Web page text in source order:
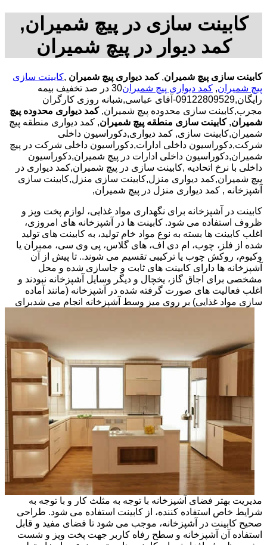
کابینت سازی در پیچ شمیران,
کمد دیوار در پیچ شمیران
کابینت سازی پیچ شمیران,کمد دیواری پیچ شمیران ,کابینت سازی
پیچ شمیران, کمد دیواری پیچ شمیران
30 در صد تخفیف بیمه
رایگان,09122809529-آقای عباسی,شبانه روزی کارگران
مجرب,کابینت سازی محدوده پیچ شمیران,کمد دیواری محدوده پیچ
شمیران, کابینت سازی منطقه پیچ شمیران, کمد دیواری منطقه پیچ
شمیران,کابینت سازی, کمد دیواری,دکوراسیون داخلی
شرکت,دکوراسیون داخلی ادارات,دکوراسیون داخلی شرکت در پیچ
شمیران,دکوراسیون داخلی ادارات در پیچ شمیران,دکوراسیون
داخلی با نرخ اتحادیه ,کابینت سازی در پیچ شمیران,کمد دیواری در
پیچ شمیران,کمد دیواری منزل,کابینت سازی منزل,کابینت سازی
آشپزخانه , کمد دیواری منزل در پیچ شمیران,
کابینت در آشپزخانه برای نگهداری مواد غذایی، لوازم پخت وپز و
ظروف استفاده می شود. کابینت ها در آشپزخانه های امروزی،
اغلب کابینت ها بسته به نوع مواد خام تولید، به کابینت های تولید
شده از فلز، چوب، ام دی اف، های گلاس، پی وی سی، ممبران یا
وکیوم، روکش چوب یا ترکیبی تقسیم می شوند.. تا پیش از آن
آشپزخانه ها دارای کابینت های ثابت و جاسازی شده و محل
مشخصی برای اجاق گاز، یخچال و دیگر وسایل آشپزخانه نبودند و
اغلب فعالیت های صورت گرفته شده در آشپزخانه (مانند آماده
سازی مواد غذایی) بر روی میز وسط آشپزخانه انجام می شدبرای
مدیریت بهتر فضای آشپزخانه با توجه به مثلث کار و با توجه به
شرایط خاص استفاده کننده، از کابینت استفاده می شود. طراحی
صحیح کابینت در آشپزخانه، موجب می شود تا فضای مفید و قابل
استفاده آن آشپزخانه و سطح رفاه کاربر جهت پخت وپز و شست